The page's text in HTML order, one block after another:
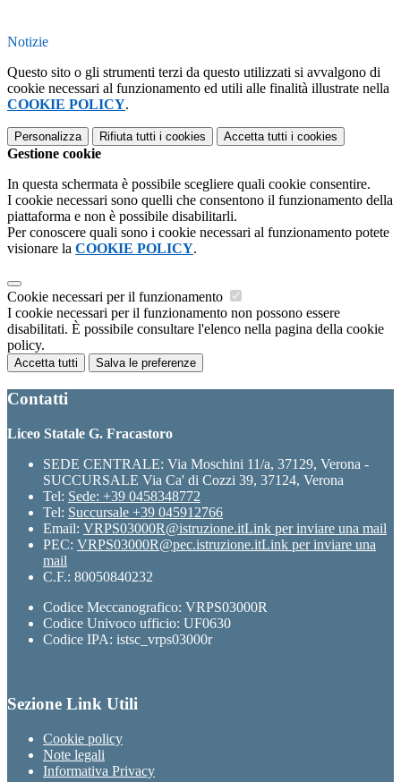
Notizie
Questo sito o gli strumenti terzi da questo utilizzati si avvalgono di
cookie necessari al funzionamento ed utili alle finalità illustrate nella
COOKIE POLICY.
Personalizza Rifiuta tutti i cookies Accetta tutti i cookies
Gestione cookie
In questa schermata è possibile scegliere quali cookie consentire.
I cookie necessari sono quelli che consentono il funzionamento della
piattaforma e non è possibile disabilitarli.
Per conoscere quali sono i cookie necessari al funzionamento potete
visionare la COOKIE POLICY.
Cookie necessari per il funzionamento
I cookie necessari per il funzionamento non possono essere
disabilitati. È possibile consultare l'elenco nella pagina della cookie
policy.
Accetta tutti Salva le preferenze
Contatti
Liceo Statale G. Fracastoro
SEDE CENTRALE: Via Moschini 11/a, 37129, Verona -
SUCCURSALE Via Ca' di Cozzi 39, 37124, Verona
Tel: Sede: +39 0458348772
Tel: Succursale +39 045912766
Email: VRPS03000R@istruzione.itLink per inviare una mail
PEC: VRPS03000R@pec.istruzione.itLink per inviare una
mail
C.F.: 80050840232
Codice Meccanografico: VRPS03000R
Codice Univoco ufficio: UF0630
Codice IPA: istsc_vrps03000r
Sezione Link Utili
Cookie policy
Note legali
Informativa Privacy